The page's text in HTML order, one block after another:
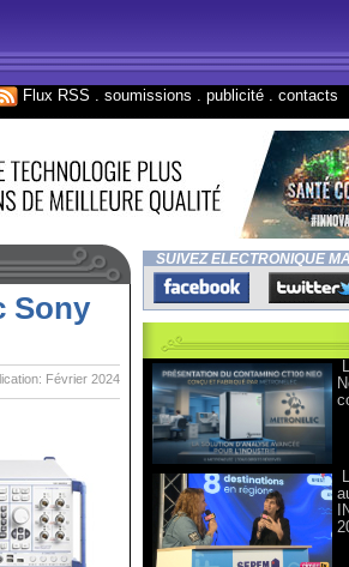
Flux RSS soumissions publicité contacts
Sony
Février 2024
SUIVEZ ELECTRONIQUE